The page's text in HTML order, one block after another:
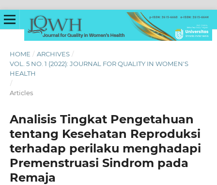
HOME / ARCHIVES /
VOL. 5 NO. 1 (2022): JOURNAL FOR QUALITY IN WOMEN'S
HEALTH
/
Articles
Analisis Tingkat Pengetahuan
tentang Kesehatan Reproduksi
terhadap perilaku menghadapi
Premenstruasi Sindrom pada
Remaja